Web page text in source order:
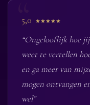
5,0 ★★★★★
“Ongelooflijk hoe
weet te vertellen
en ga meer van
mogen ontvangen
wel”